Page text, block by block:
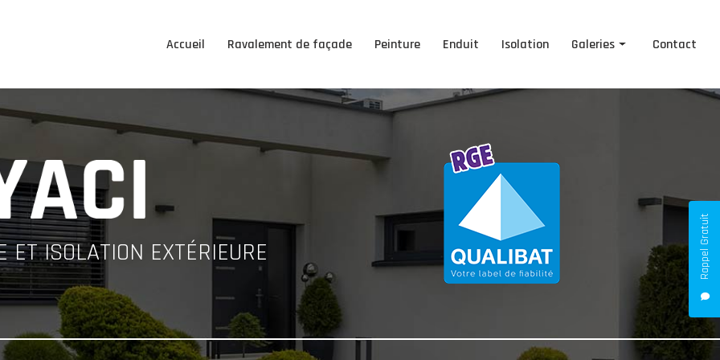
Rappel Gratuit
Accueil Ravalement de façade Peinture Enduit Isolation Galeries Contact
ISOLATION EXTÉRIEURE